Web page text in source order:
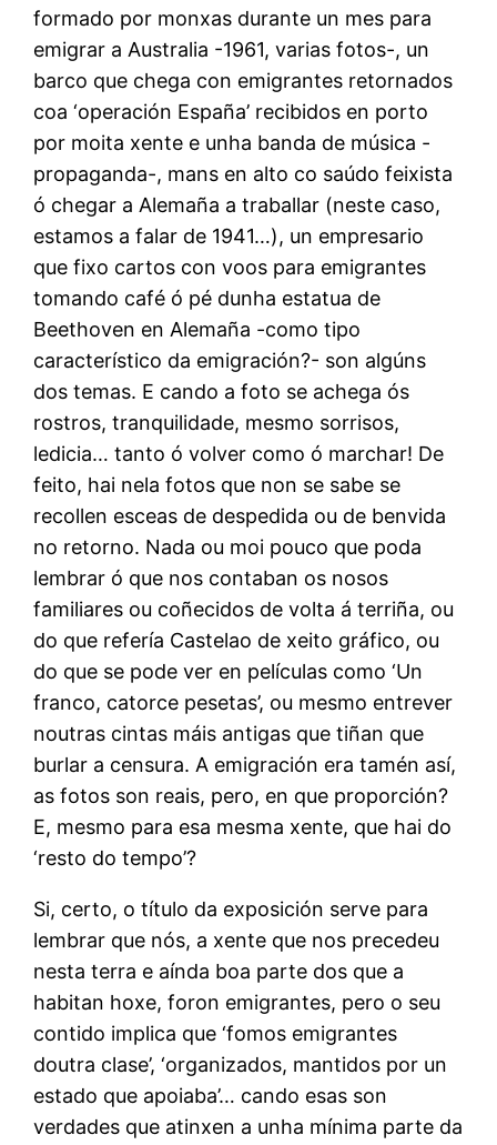
formado por monxas durante un mes para
emigrar a Australia -1961, varias fotos-, un
barco que chega con emigrantes retornados
coa ‘operación España’ recibidos en porto
por moita xente e unha banda de música -
propaganda-, mans en alto co saúdo feixista
ó chegar a Alemaña a traballar (neste caso,
estamos a falar de 1941…), un empresario
que fixo cartos con voos para emigrantes
tomando café ó pé dunha estatua de
Beethoven en Alemaña -como tipo
característico da emigración?- son algúns
dos temas. E cando a foto se achega ós
rostros, tranquilidade, mesmo sorrisos,
ledicia… tanto ó volver como ó marchar! De
feito, hai nela fotos que non se sabe se
recollen esceas de despedida ou de benvida
no retorno. Nada ou moi pouco que poda
lembrar ó que nos contaban os nosos
familiares ou coñecidos de volta á terriña, ou
do que refería Castelao de xeito gráfico, ou
do que se pode ver en películas como ‘Un
franco, catorce pesetas’, ou mesmo entrever
noutras cintas máis antigas que tiñan que
burlar a censura. A emigración era tamén así,
as fotos son reais, pero, en que proporción?
E, mesmo para esa mesma xente, que hai do
‘resto do tempo’?
Si, certo, o título da exposición serve para
lembrar que nós, a xente que nos precedeu
nesta terra e aínda boa parte dos que a
habitan hoxe, foron emigrantes, pero o seu
contido implica que ‘fomos emigrantes
doutra clase’, ‘organizados, mantidos por un
estado que apoiaba’… cando esas son
verdades que atinxen a unha mínima parte da